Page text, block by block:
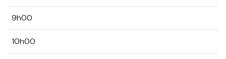
9h00
10h00